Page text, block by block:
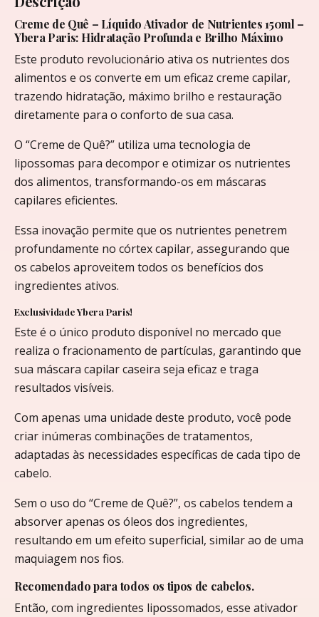
Creme de Quê – Líquido Ativador de Nutrientes 150ml –
Ybera Paris: Hidratação Profunda e Brilho Máximo
Este produto revolucionário ativa os nutrientes dos
alimentos e os converte em um eficaz creme capilar,
trazendo hidratação, máximo brilho e restauração
diretamente para o conforto de sua casa.
O “Creme de Quê?” utiliza uma tecnologia de
lipossomas para decompor e otimizar os nutrientes
dos alimentos, transformando-os em máscaras
capilares eficientes.
Essa inovação permite que os nutrientes penetrem
profundamente no córtex capilar, assegurando que
os cabelos aproveitem todos os benefícios dos
ingredientes ativos.
Exclusividade Ybera Paris!
Este é o único produto disponível no mercado que
realiza o fracionamento de partículas, garantindo que
sua máscara capilar caseira seja eficaz e traga
resultados visíveis.
Com apenas uma unidade deste produto, você pode
criar inúmeras combinações de tratamentos,
adaptadas às necessidades específicas de cada tipo de
cabelo.
Sem o uso do “Creme de Quê?”, os cabelos tendem a
absorver apenas os óleos dos ingredientes,
resultando em um efeito superficial, similar ao de uma
maquiagem nos fios.
Recomendado para todos os tipos de cabelos.
Então, com ingredientes lipossomados, esse ativador